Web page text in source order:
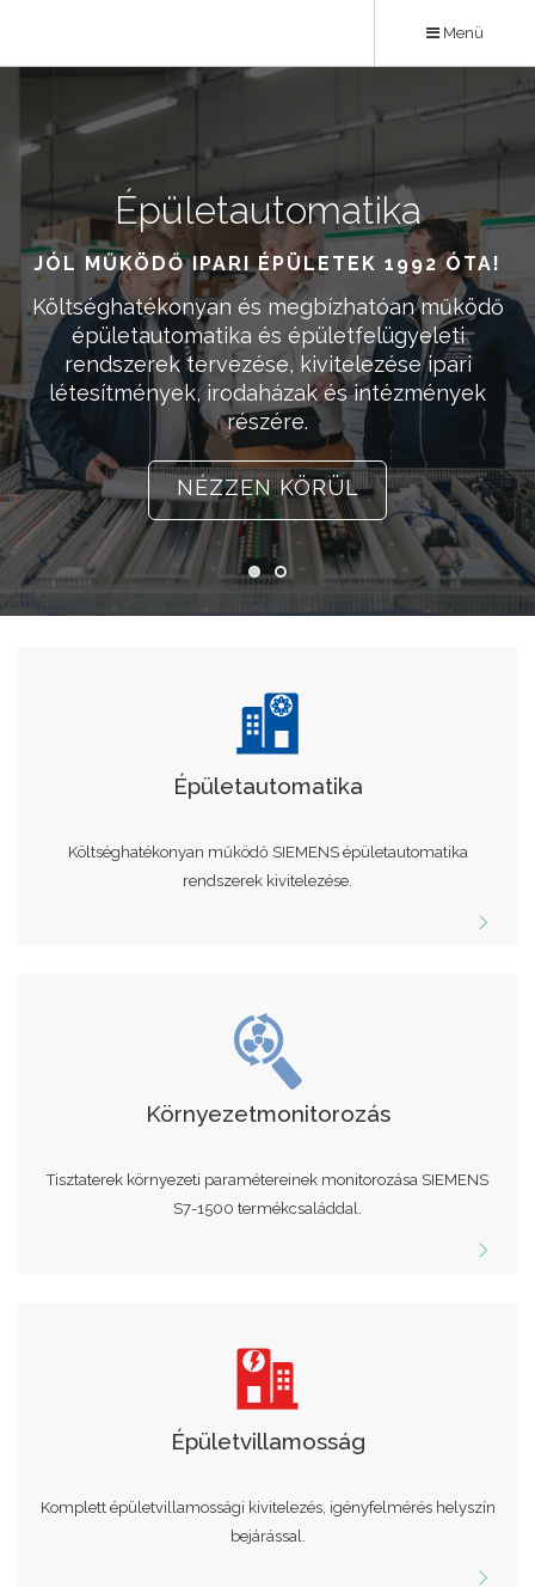
tartalomra
Menü
Épületautomatika
JÓL MŰKÖDŐ IPARI ÉPÜLETEK 1992 ÓTA!
Költséghatékonyan és megbízhatóan működő
épületautomatika és épületfelügyeleti
rendszerek tervezése, kivitelezése ipari
létesítmények, irodaházak és intézmények
részére.
NÉZZEN KÖRÜL
Karrier
ÉPÍTSD NÁLUNK KARRIERED!
Ha kedveled a kihívásokat, a sokszínű
feladatokat, akkor Téged is várunk kollégáink
körében! Megbízhatóság és minőség a
csapatban is 1992 óta!
NÉZZ KÖRÜL
Épületautomatika
Költséghatékonyan működő SIEMENS épületautomatika
rendszerek kivitelezése.
Környezetmonitorozás
Tisztaterek környezeti paramétereinek monitorozása SIEMENS
S7-1500 termékcsaláddal.
Épületvillamosság
Komplett épületvillamossági kivitelezés, igényfelmérés helyszín
bejárással.